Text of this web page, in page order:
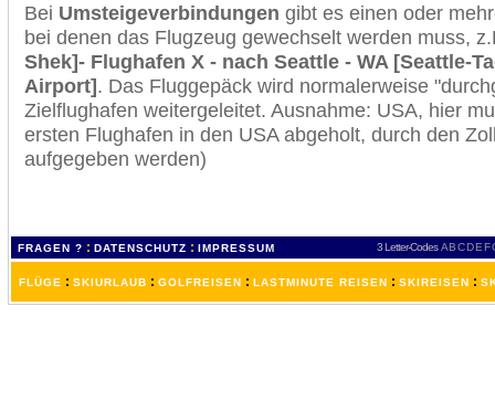
Bei Umsteigeverbindungen gibt es einen oder
bei denen das Flugzeug gewechselt werden muss,
Shek]- Flughafen X - nach Seattle - WA [Seattle-
Airport]. Das Fluggepäck wird normalerweise
Zielflughafen weitergeleitet. Ausnahme: USA, hier
ersten Flughafen in den USA abgeholt, durch den
aufgegeben werden)
FRAGEN ? : DATENSCHUTZ : IMPRESSUM 3 Letter-Codes ABCDEF
FLÜGE : SKIURLAUB : GOLFREISEN : LASTMINUTE REISEN : SKIREISEN :